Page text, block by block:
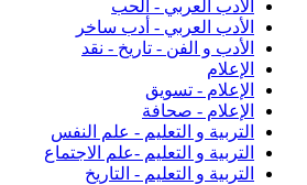
الأدب العربي - الحب
الأدب العربي - أدب ساخر
الأدب و الفن - تاريخ - نقد
الإعلام
الإعلام - تسويق
الإعلام - صحافة
التربية و التعليم - علم النفس
التربية و التعليم -علم الاجتماع
التربية و التعليم - التاريخ